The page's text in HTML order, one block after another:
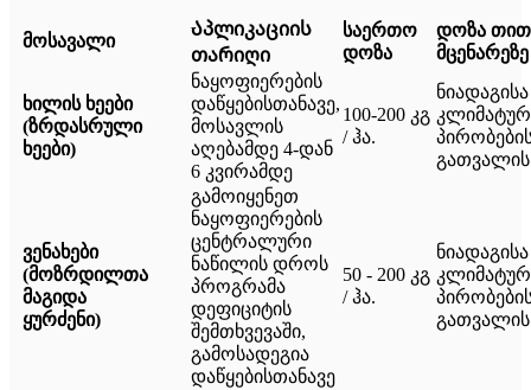
მოსავალი
Აპლიკაციის
თარიღი
საერთო
დოზა
დოზა
მცენარეზე
ხილის ხეები
(ზრდასრული
ხეები)
ნაყოფიერების
დაწყებისთანავე,
მოსავლის
აღებამდე 4-დან
6 კვირამდე
100-200 კგ
/ ჰა.
ვენახები
(მოზრდილთა
მაგიდა
ყურძენი)
გამოიყენეთ
ნაყოფიერების
ცენტრალური
ნაწილის დროს
პროგრამა
დეფიციტის
შემთხვევაში,
გამოსადეგია
დაწყებისთანავე
50 - 200 კგ
/ ჰა.